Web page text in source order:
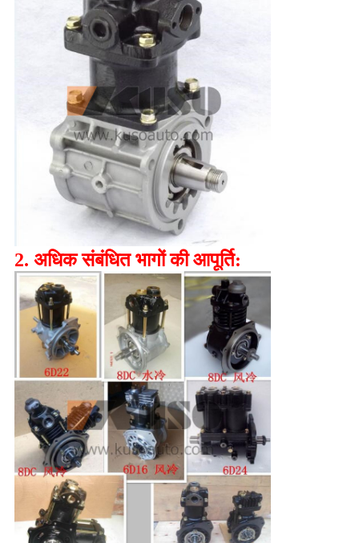
2. अधिक संबंधित भागों की आपूर्ति: